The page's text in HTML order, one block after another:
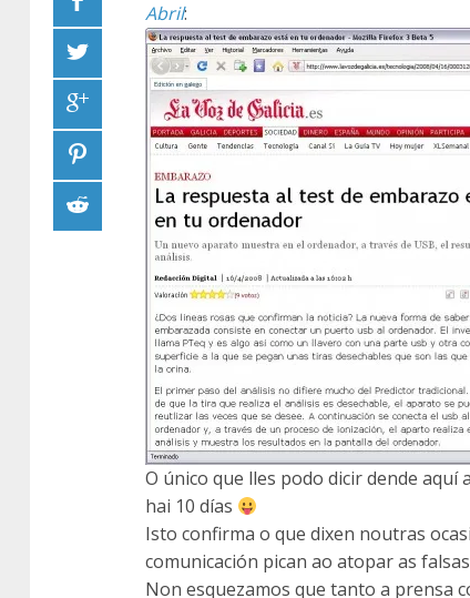
Abril:
O único que lles podo dicir dende
hai 10 días
Isto confirma o que dixen noutras
comunicación pican ao atopar as
Non esquezamos que tanto a prensa